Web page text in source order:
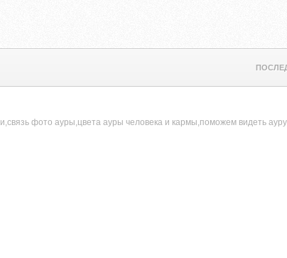
и,связь фото ауры,цвета ауры человека и кармы,поможем видеть